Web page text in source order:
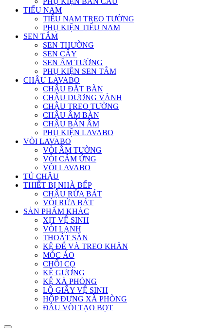
TIỂU NAM
TIỂU NAM TREO TƯỜNG
PHỤ KIỆN TIỂU NAM
SEN TẮM
SEN THƯỜNG
SEN CÂY
SEN ÂM TƯỜNG
PHỤ KIỆN SEN TẮM
CHẬU LAVABO
CHẬU ĐẶT BÀN
CHẬU DƯƠNG VÀNH
CHẬU TREO TƯỜNG
CHẬU ÂM BÀN
CHẬU BÁN ÂM
PHỤ KIỆN LAVABO
VÒI LAVABO
VÒI ÂM TƯỜNG
VÒI CẢM ỨNG
VÒI LAVABO
TỦ CHẬU
THIẾT BỊ NHÀ BẾP
CHẬU RỬA BÁT
VÒI RỬA BÁT
SẢN PHẨM KHÁC
XỊT VỆ SINH
VÒI LẠNH
THOÁT SÀN
KỆ ĐỂ VÀ TREO KHĂN
MÓC ÁO
CHỔI CỌ
KỆ GƯƠNG
KỆ XÀ PHÒNG
LÔ GIẤY VỆ SINH
HỘP ĐỰNG XÀ PHÒNG
ĐẦU VÒI TẠO BỌT